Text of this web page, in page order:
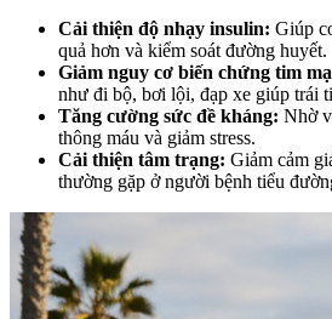
Cải thiện độ nhạy insulin: Giúp
quả hơn và kiểm soát đường huyết.
Giảm nguy cơ biến chứng tim
như đi bộ, bơi lội, đạp xe giúp trái
Tăng cường sức đề kháng: Nhờ
thông máu và giảm stress.
Cải thiện tâm trạng: Giảm cảm
thường gặp ở người bệnh tiểu